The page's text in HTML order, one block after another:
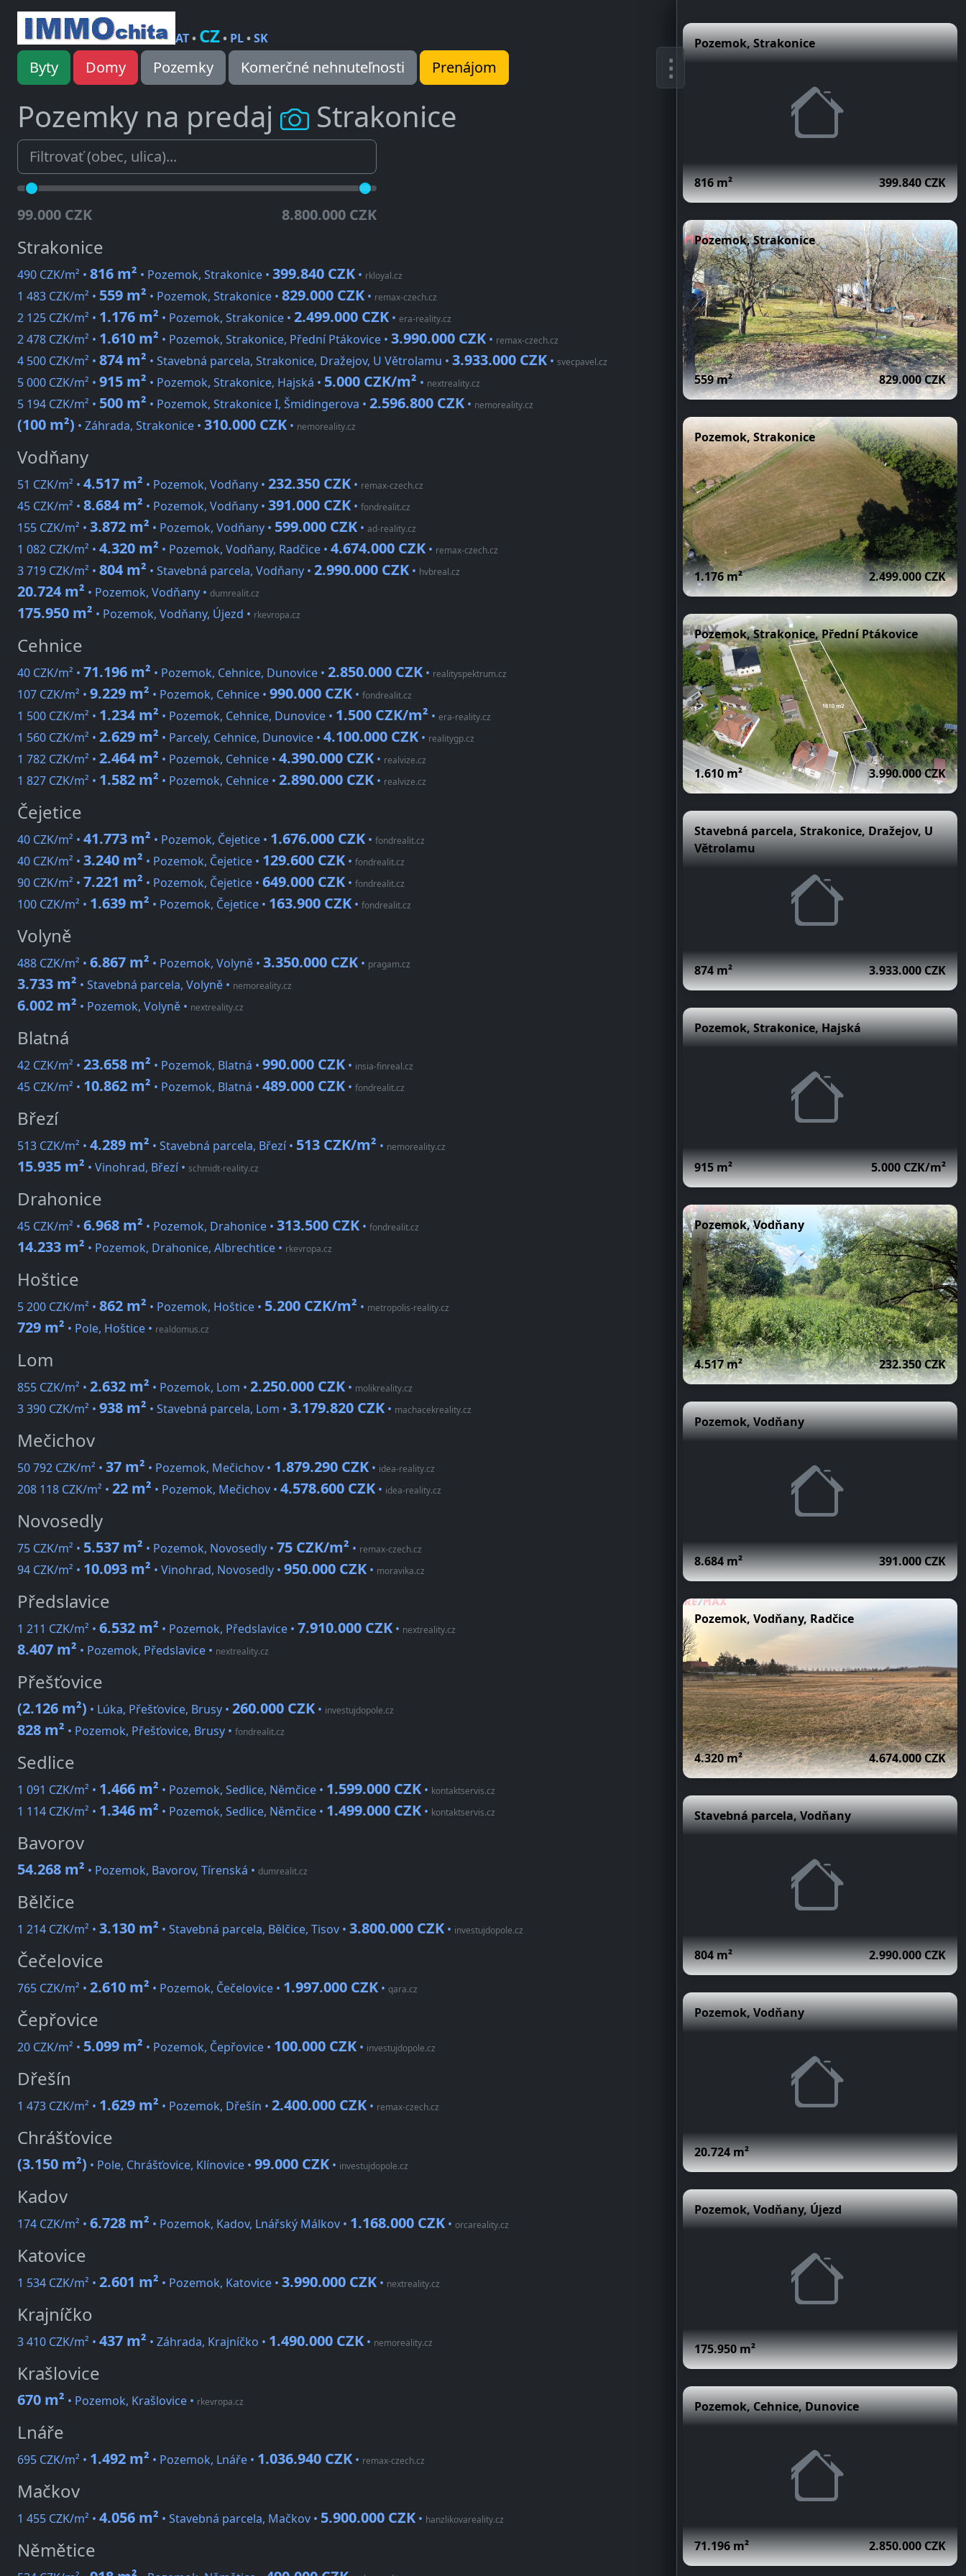
AT• CZ• PL•SK
Byty Domy Pozemky Komerčné nehnuteľnosti Prenájom
Pozemky na predaj Strakonice
99.000 CZK 8.800.000 CZK
Strakonice
490 CZK/m² • 816 m² • Pozemok, Strakonice • 399.840 CZK • rkloyal.cz
1 483 CZK/m² • 559 m² • Pozemok, Strakonice • 829.000 CZK • remax-czech.cz
2 125 CZK/m² • 1.176 m² • Pozemok, Strakonice • 2.499.000 CZK • era-reality.cz
2 478 CZK/m² • 1.610 m² • Pozemok, Strakonice, Přední Ptákovice • 3.990.000 CZK • remax-czech.cz
4 500 CZK/m² • 874 m² • Stavebná parcela, Strakonice, Dražejov, U Větrolamu • 3.933.000 CZK • svecpavel.cz
5 000 CZK/m² • 915 m² • Pozemok, Strakonice, Hajská • 5.000 CZK/m² • nextreality.cz
5 194 CZK/m² • 500 m² • Pozemok, Strakonice I, Šmidingerova • 2.596.800 CZK • nemoreality.cz
(100 m²) • Záhrada, Strakonice • 310.000 CZK • nemoreality.cz
Vodňany
51 CZK/m² • 4.517 m² • Pozemok, Vodňany • 232.350 CZK • remax-czech.cz
45 CZK/m² • 8.684 m² • Pozemok, Vodňany • 391.000 CZK • fondrealit.cz
155 CZK/m² • 3.872 m² • Pozemok, Vodňany • 599.000 CZK • ad-reality.cz
1 082 CZK/m² • 4.320 m² • Pozemok, Vodňany, Radčice • 4.674.000 CZK • remax-czech.cz
3 719 CZK/m² • 804 m² • Stavebná parcela, Vodňany • 2.990.000 CZK • hvbreal.cz
20.724 m² • Pozemok, Vodňany • dumrealit.cz
175.950 m² • Pozemok, Vodňany, Újezd • rkevropa.cz
Cehnice
40 CZK/m² • 71.196 m² • Pozemok, Cehnice, Dunovice • 2.850.000 CZK • realityspektrum.cz
107 CZK/m² • 9.229 m² • Pozemok, Cehnice • 990.000 CZK • fondrealit.cz
1 500 CZK/m² • 1.234 m² • Pozemok, Cehnice, Dunovice • 1.500 CZK/m² • era-reality.cz
1 560 CZK/m² • 2.629 m² • Parcely, Cehnice, Dunovice • 4.100.000 CZK • realitygp.cz
1 782 CZK/m² • 2.464 m² • Pozemok, Cehnice • 4.390.000 CZK • realvize.cz
1 827 CZK/m² • 1.582 m² • Pozemok, Cehnice • 2.890.000 CZK • realvize.cz
Čejetice
40 CZK/m² • 41.773 m² • Pozemok, Čejetice • 1.676.000 CZK • fondrealit.cz
40 CZK/m² • 3.240 m² • Pozemok, Čejetice • 129.600 CZK • fondrealit.cz
90 CZK/m² • 7.221 m² • Pozemok, Čejetice • 649.000 CZK • fondrealit.cz
100 CZK/m² • 1.639 m² • Pozemok, Čejetice • 163.900 CZK • fondrealit.cz
Volyně
488 CZK/m² • 6.867 m² • Pozemok, Volyně • 3.350.000 CZK • pragam.cz
3.733 m² • Stavebná parcela, Volyně • nemoreality.cz
6.002 m² • Pozemok, Volyně • nextreality.cz
Blatná
42 CZK/m² • 23.658 m² • Pozemok, Blatná • 990.000 CZK • insia-finreal.cz
45 CZK/m² • 10.862 m² • Pozemok, Blatná • 489.000 CZK • fondrealit.cz
Březí
513 CZK/m² • 4.289 m² • Stavebná parcela, Březí • 513 CZK/m² • nemoreality.cz
15.935 m² • Vinohrad, Březí• schmidt-reality.cz
Drahonice
45 CZK/m² • 6.968 m² • Pozemok, Drahonice • 313.500 CZK • fondrealit.cz
14.233 m² • Pozemok, Drahonice, Albrechtice • rkevropa.cz
Hoštice
5 200 CZK/m² • 862 m² • Pozemok, Hoštice • 5.200 CZK/m² • metropolis-reality.cz
729 m² • Pole, Hoštice • realdomus.cz
Lom
855 CZK/m² • 2.632 m² • Pozemok, Lom • 2.250.000 CZK • molikreality.cz
3 390 CZK/m² • 938 m² • Stavebná parcela, Lom • 3.179.820 CZK • machacekreality.cz
Mečichov
50 792 CZK/m² • 37 m² • Pozemok, Mečichov • 1.879.290 CZK • idea-reality.cz
208 118 CZK/m² • 22 m² • Pozemok, Mečichov • 4.578.600 CZK • idea-reality.cz
Novosedly
75 CZK/m² • 5.537 m² • Pozemok, Novosedly • 75 CZK/m² • remax-czech.cz
94 CZK/m² • 10.093 m² • Vinohrad, Novosedly • 950.000 CZK • moravika.cz
Předslavice
1 211 CZK/m² • 6.532 m² • Pozemok, Předslavice • 7.910.000 CZK • nextreality.cz
8.407 m² • Pozemok, Předslavice • nextreality.cz
Přešťovice
(2.126 m²) • Lúka, Přešťovice, Brusy • 260.000 CZK • investujdopole.cz
828 m² • Pozemok, Přešťovice, Brusy • fondrealit.cz
Sedlice
1 091 CZK/m² • 1.466 m² • Pozemok, Sedlice, Němčice • 1.599.000 CZK • kontaktservis.cz
1 114 CZK/m² • 1.346 m² • Pozemok, Sedlice, Němčice • 1.499.000 CZK • kontaktservis.cz
Bavorov
54.268 m² • Pozemok, Bavorov, Tírenská • dumrealit.cz
Bělčice
1 214 CZK/m² • 3.130 m² • Stavebná parcela, Bělčice, Tisov • 3.800.000 CZK • investujdopole.cz
Čečelovice
765 CZK/m² • 2.610 m² • Pozemok, Čečelovice • 1.997.000 CZK • qara.cz
Čepřovice
20 CZK/m² • 5.099 m² • Pozemok, Čepřovice • 100.000 CZK • investujdopole.cz
Dřešín
1 473 CZK/m² • 1.629 m² • Pozemok, Dřešín • 2.400.000 CZK • remax-czech.cz
Chrášťovice
(3.150 m²) • Pole, Chrášťovice, Klínovice • 99.000 CZK • investujdopole.cz
Kadov
174 CZK/m² • 6.728 m² • Pozemok, Kadov, Lnářský Málkov • 1.168.000 CZK • orcareality.cz
Katovice
1 534 CZK/m² • 2.601 m² • Pozemok, Katovice • 3.990.000 CZK • nextreality.cz
Krajníčko
3 410 CZK/m² • 437 m² • Záhrada, Krajníčko • 1.490.000 CZK • nemoreality.cz
Krašlovice
670 m² • Pozemok, Krašlovice • rkevropa.cz
Lnáře
695 CZK/m² • 1.492 m² • Pozemok, Lnáře • 1.036.940 CZK • remax-czech.cz
Mačkov
1 455 CZK/m² • 4.056 m² • Stavebná parcela, Mačkov • 5.900.000 CZK • hanzlikovareality.cz
Němětice